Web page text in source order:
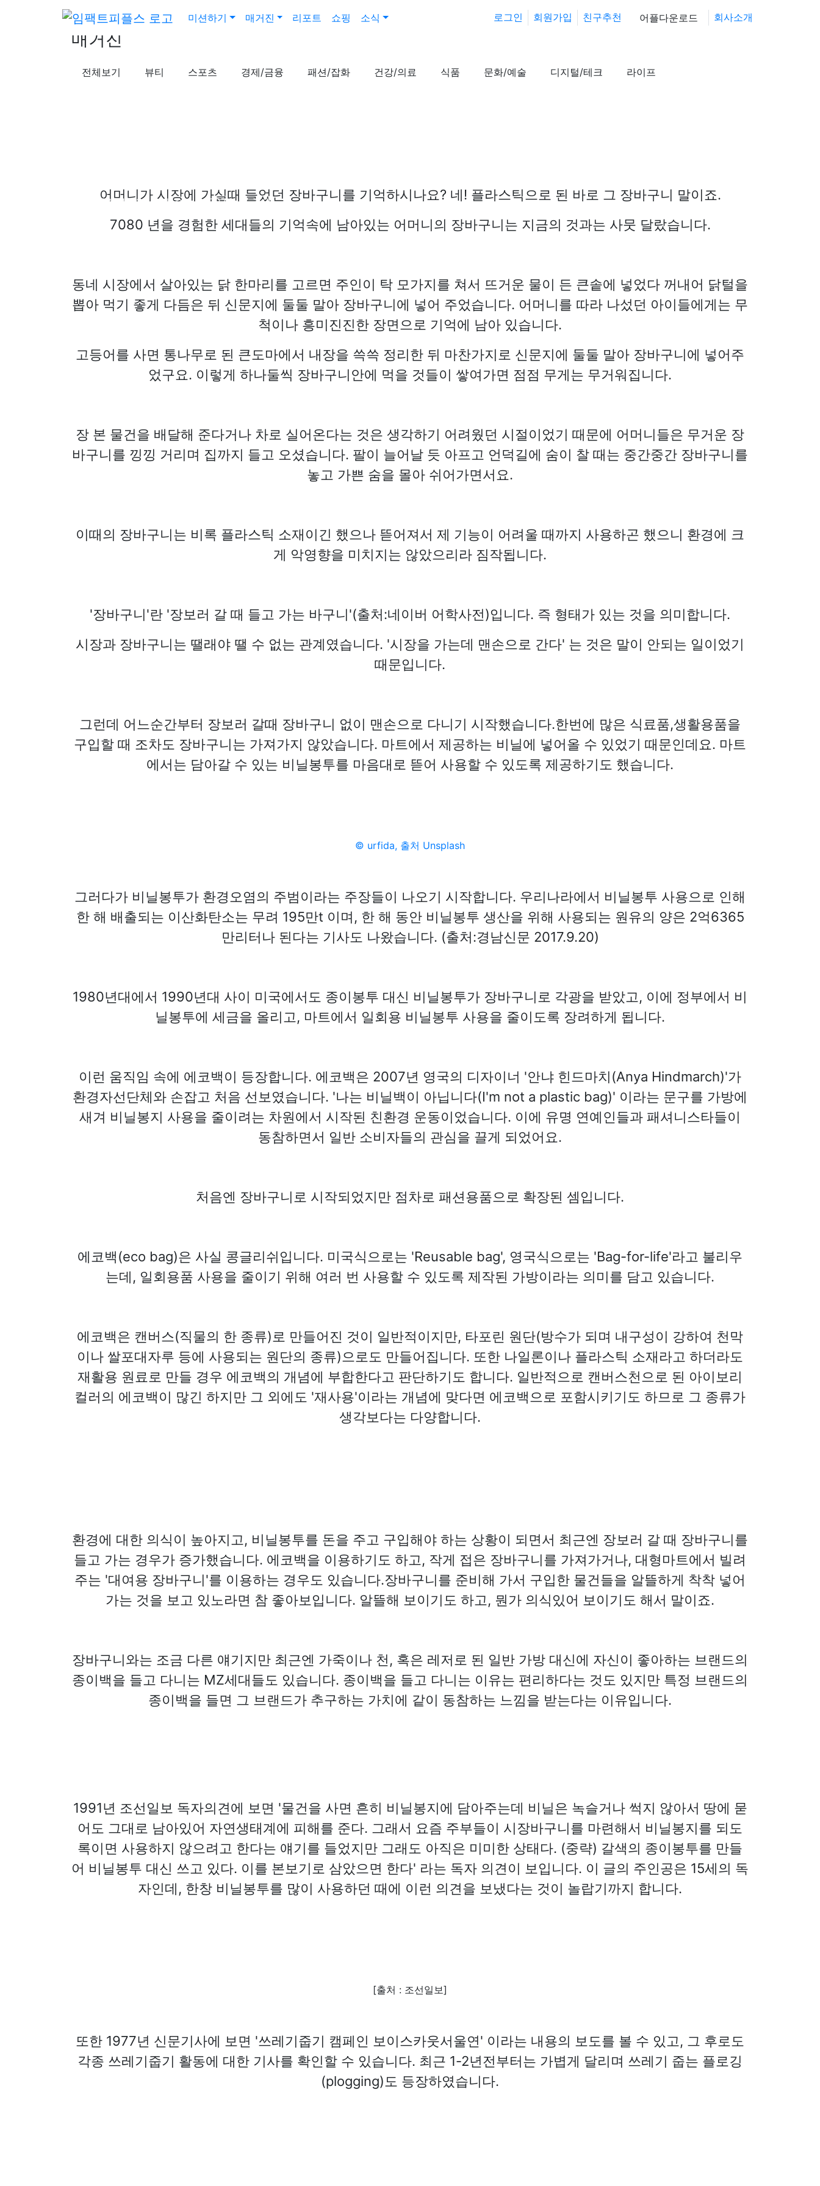
로그인 회원가입 친구추천 어플다운로드 회사소개
미션하기 매거진 리포트 쇼핑 소식
매거진
전체보기 뷰티 스포츠 경제/금융 패션/잡화 건강/의료 식품 문화/예술 디지털/테크 라이프
21.12.06 (월) 11:12 조회수 31,727 공유
어머니가 시장에 가실때 들었던 장바구니를 기억하시나요? 네! 플라스틱으로 된 바로 그 장바구니 말이죠.
7080 년을 경험한 세대들의 기억속에 남아있는 어머니의 장바구니는 지금의 것과는 사뭇 달랐습니다.
동네 시장에서 살아있는 닭 한마리를 고르면 주인이 탁 모가지를 쳐서 뜨거운 물이 든 큰솥에 넣었다 꺼내어 닭털을
뽑아 먹기 좋게 다듬은 뒤 신문지에 둘둘 말아 장바구니에 넣어 주었습니다. 어머니를 따라 나섰던 아이들에게는 무
척이나 흥미진진한 장면으로 기억에 남아 있습니다.
고등어를 사면 통나무로 된 큰도마에서 내장을 쓱쓱 정리한 뒤 마찬가지로 신문지에 둘둘 말아 장바구니에 넣어주
었구요. 이렇게 하나둘씩 장바구니안에 먹을 것들이 쌓여가면 점점 무게는 무거워집니다.
장 본 물건을 배달해 준다거나 차로 실어온다는 것은 생각하기 어려웠던 시절이었기 때문에 어머니들은 무거운 장
바구니를 낑낑 거리며 집까지 들고 오셨습니다. 팔이 늘어날 듯 아프고 언덕길에 숨이 찰 때는 중간중간 장바구니를
놓고 가쁜 숨을 몰아 쉬어가면서요.
이때의 장바구니는 비록 플라스틱 소재이긴 했으나 뜯어져서 제 기능이 어려울 때까지 사용하곤 했으니 환경에 크
게 악영향을 미치지는 않았으리라 짐작됩니다.
'장바구니'란 '장보러 갈 때 들고 가는 바구니'(출처:네이버 어학사전)입니다. 즉 형태가 있는 것을 의미합니다.
시장과 장바구니는 땔래야 땔 수 없는 관계였습니다. '시장을 가는데 맨손으로 간다' 는 것은 말이 안되는 일이었기
때문입니다.
그런데 어느순간부터 장보러 갈때 장바구니 없이 맨손으로 다니기 시작했습니다.한번에 많은 식료품,생활용품을
구입할 때 조차도 장바구니는 가져가지 않았습니다. 마트에서 제공하는 비닐에 넣어올 수 있었기 때문인데요. 마트
에서는 담아갈 수 있는 비닐봉투를 마음대로 뜯어 사용할 수 있도록 제공하기도 했습니다.
© urfida, 출처 Unsplash
그러다가 비닐봉투가 환경오염의 주범이라는 주장들이 나오기 시작합니다. 우리나라에서 비닐봉투 사용으로 인해
한 해 배출되는 이산화탄소는 무려 195만t 이며, 한 해 동안 비닐봉투 생산을 위해 사용되는 원유의 양은 2억6365
만리터나 된다는 기사도 나왔습니다. (출처:경남신문 2017.9.20)
1980년대에서 1990년대 사이 미국에서도 종이봉투 대신 비닐봉투가 장바구니로 각광을 받았고, 이에 정부에서 비
닐봉투에 세금을 올리고, 마트에서 일회용 비닐봉투 사용을 줄이도록 장려하게 됩니다.
이런 움직임 속에 에코백이 등장합니다. 에코백은 2007년 영국의 디자이너 '안냐 힌드마치(Anya Hindmarch)'가
환경자선단체와 손잡고 처음 선보였습니다. '나는 비닐백이 아닙니다(I'm not a plastic bag)' 이라는 문구를 가방에
새겨 비닐봉지 사용을 줄이려는 차원에서 시작된 친환경 운동이었습니다. 이에 유명 연예인들과 패셔니스타들이
동참하면서 일반 소비자들의 관심을 끌게 되었어요.
처음엔 장바구니로 시작되었지만 점차로 패션용품으로 확장된 셈입니다.
에코백(eco bag)은 사실 콩글리쉬입니다. 미국식으로는 'Reusable bag', 영국식으로는 'Bag-for-life'라고 불리우
는데, 일회용품 사용을 줄이기 위해 여러 번 사용할 수 있도록 제작된 가방이라는 의미를 담고 있습니다.
에코백은 캔버스(직물의 한 종류)로 만들어진 것이 일반적이지만, 타포린 원단(방수가 되며 내구성이 강하여 천막
이나 쌀포대자루 등에 사용되는 원단의 종류)으로도 만들어집니다. 또한 나일론이나 플라스틱 소재라고 하더라도
재활용 원료로 만들 경우 에코백의 개념에 부합한다고 판단하기도 합니다. 일반적으로 캔버스천으로 된 아이보리
컬러의 에코백이 많긴 하지만 그 외에도 '재사용'이라는 개념에 맞다면 에코백으로 포함시키기도 하므로 그 종류가
생각보다는 다양합니다.
환경에 대한 의식이 높아지고, 비닐봉투를 돈을 주고 구입해야 하는 상황이 되면서 최근엔 장보러 갈 때 장바구니를
들고 가는 경우가 증가했습니다. 에코백을 이용하기도 하고, 작게 접은 장바구니를 가져가거나, 대형마트에서 빌려
주는 '대여용 장바구니'를 이용하는 경우도 있습니다.장바구니를 준비해 가서 구입한 물건들을 알뜰하게 착착 넣어
가는 것을 보고 있노라면 참 좋아보입니다. 알뜰해 보이기도 하고, 뭔가 의식있어 보이기도 해서 말이죠.
장바구니와는 조금 다른 얘기지만 최근엔 가죽이나 천, 혹은 레저로 된 일반 가방 대신에 자신이 좋아하는 브랜드의
종이백을 들고 다니는 MZ세대들도 있습니다. 종이백을 들고 다니는 이유는 편리하다는 것도 있지만 특정 브랜드의
종이백을 들면 그 브랜드가 추구하는 가치에 같이 동참하는 느낌을 받는다는 이유입니다.
1991년 조선일보 독자의견에 보면 '물건을 사면 흔히 비닐봉지에 담아주는데 비닐은 녹슬거나 썩지 않아서 땅에 묻
어도 그대로 남아있어 자연생태계에 피해를 준다. 그래서 요즘 주부들이 시장바구니를 마련해서 비닐봉지를 되도
록이면 사용하지 않으려고 한다는 얘기를 들었지만 그래도 아직은 미미한 상태다. (중략) 갈색의 종이봉투를 만들
어 비닐봉투 대신 쓰고 있다. 이를 본보기로 삼았으면 한다' 라는 독자 의견이 보입니다. 이 글의 주인공은 15세의 독
자인데, 한창 비닐봉투를 많이 사용하던 때에 이런 의견을 보냈다는 것이 놀랍기까지 합니다.
[출처 : 조선일보]
또한 1977년 신문기사에 보면 '쓰레기줍기 캠페인 보이스카웃서울연' 이라는 내용의 보도를 볼 수 있고, 그 후로도
각종 쓰레기줍기 활동에 대한 기사를 확인할 수 있습니다. 최근 1-2년전부터는 가볍게 달리며 쓰레기 줍는 플로깅
(plogging)도 등장하였습니다.